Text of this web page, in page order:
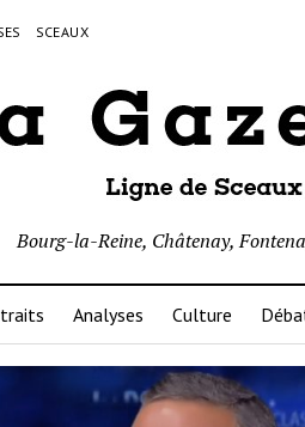
SCEAUX
Bourg-la-Reine, Châtenay,
Analyses Culture